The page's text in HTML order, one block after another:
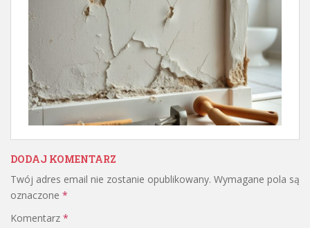
DODAJ KOMENTARZ
Twój adres email nie zostanie opublikowany. Wymagane pola są
oznaczone *
Komentarz *